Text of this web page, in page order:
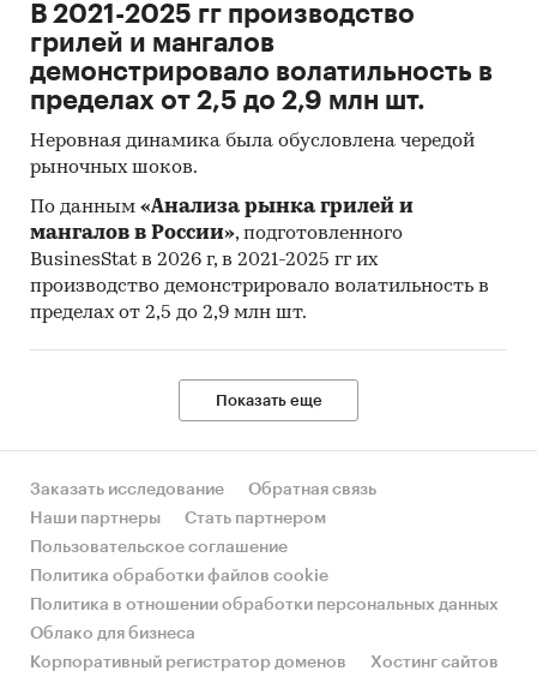
В 2021-2025 гг производство
грилей и мангалов
демонстрировало волатильность в
пределах от 2,5 до 2,9 млн шт.
Неровная динамика была обусловлена чередой
рыночных шоков.
По данным «Анализа рынка грилей и
мангалов в России», подготовленного
BusinesStat в 2026 г, в 2021-2025 гг их
производство демонстрировало волатильность в
пределах от 2,5 до 2,9 млн шт.
Показать еще
Заказать исследование
Обратная связь
Наши партнеры
Стать партнером
Пользовательское соглашение
Политика обработки файлов cookie
Политика в отношении обработки персональных данных
Облако для бизнеса
Корпоративный регистратор доменов
Хостинг сайтов